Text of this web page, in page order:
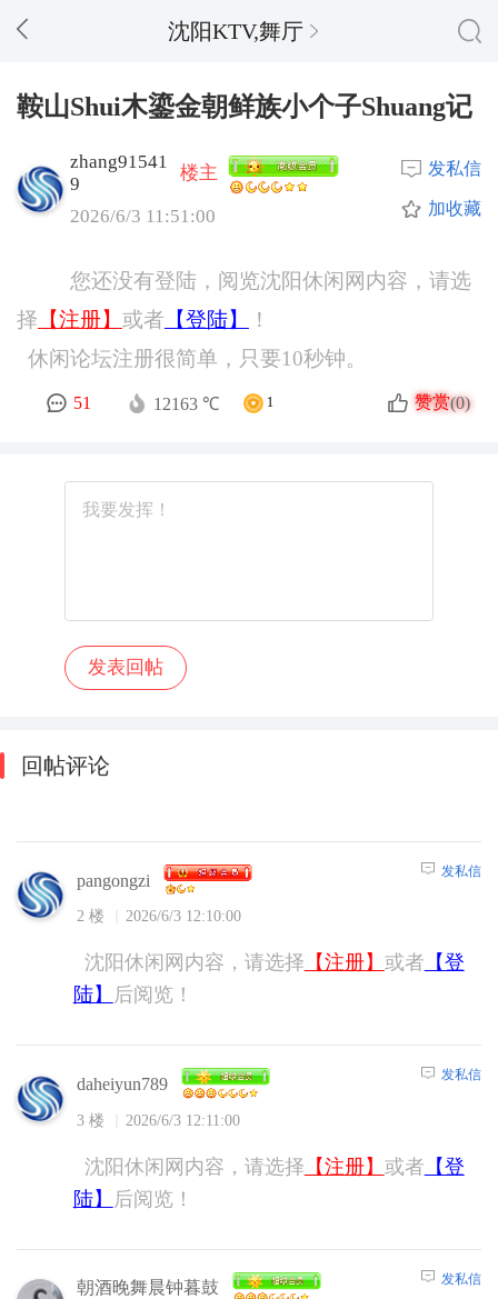
沈阳KTV,舞厅
鞍山Shui木鎏金朝鲜族小个子Shuang记
zhang91541
9
楼主
2026/6/3 11:51:00
发私信
加收藏
您还没有登陆，阅览沈阳休闲网内容，请选
择 【注册】 或者 【登陆】
！
休闲论坛注册很简单，只要10秒钟。
51 12163 ℃ 1 赞赏(0)
回帖评论
pangongzi
2 楼 2026/6/3 12:10:00
发私信
沈阳休闲网内容，请选择 【注册】 或者 【登
陆】
后阅览！
daheiyun789
3 楼 2026/6/3 12:11:00
发私信
沈阳休闲网内容，请选择 【注册】 或者 【登
陆】
后阅览！
朝酒晚舞晨钟暮鼓 发私信